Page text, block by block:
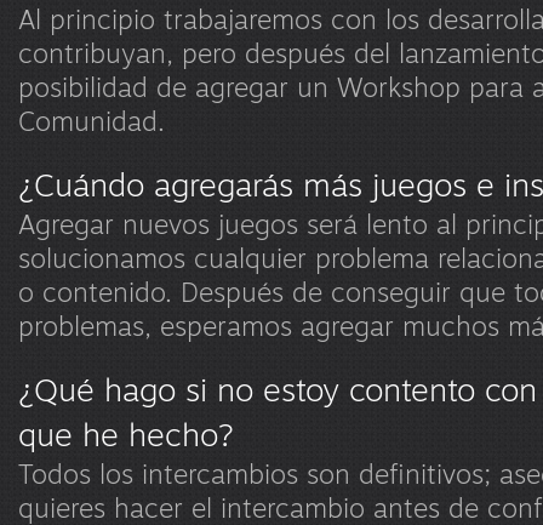
Al principio trabajaremos con los
contribuyan, pero después del
posibilidad de agregar un Workshop para
Comunidad.
¿Cuándo agregarás más juegos e
Agregar nuevos juegos será lento al
solucionamos cualquier problema
o contenido. Después de conseguir que
problemas, esperamos agregar muchos
¿Qué hago si no estoy contento
que he hecho?
Todos los intercambios son definitivos;
quieres hacer el intercambio antes de